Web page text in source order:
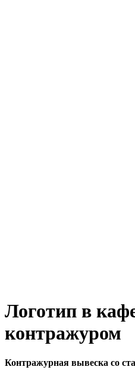
Логотип в
контражуром
Контражурная вывеска со